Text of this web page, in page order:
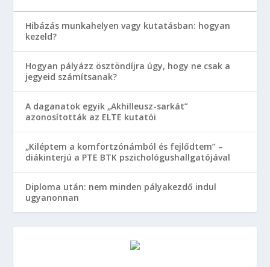
Hibázás munkahelyen vagy kutatásban: hogyan
kezeld?
Hogyan pályázz ösztöndíjra úgy, hogy ne csak a
jegyeid számítsanak?
A daganatok egyik „Akhilleusz-sarkát”
azonosították az ELTE kutatói
„Kiléptem a komfortzónámból és fejlődtem” –
diákinterjú a PTE BTK pszichológushallgatójával
Diploma után: nem minden pályakezdő indul
ugyanonnan